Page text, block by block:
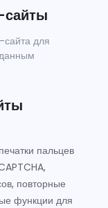
сайты
для
пальцев
повторные
функции для